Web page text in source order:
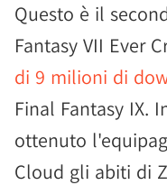
Questo è il
Fantasy VII Ever
di 9 milioni di
Final Fantasy IX.
ottenuto
Cloud gli abiti di